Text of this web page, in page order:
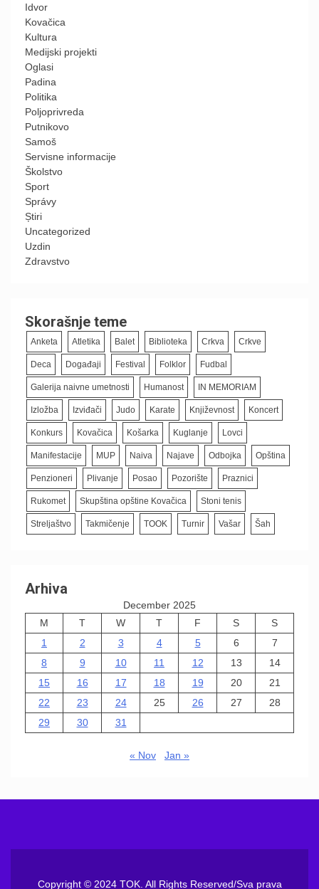
Idvor
Kovačica
Kultura
Medijski projekti
Oglasi
Padina
Politika
Poljoprivreda
Putnikovo
Samoš
Servisne informacije
Školstvo
Sport
Správy
Știri
Uncategorized
Uzdin
Zdravstvo
Skorašnje teme
Anketa Atletika Balet Biblioteka Crkva Crkve
Deca Događaji Festival Folklor Fudbal
Galerija naivne umetnosti Humanost IN MEMORIAM
Izložba Izviđači Judo Karate Književnost Koncert
Konkurs Kovačica Košarka Kuglanje Lovci
Manifestacije MUP Naiva Najave Odbojka Opština
Penzioneri Plivanje Posao Pozorište Praznici
Rukomet Skupština opštine Kovačica Stoni tenis
Streljaštvo Takmičenje TOOK Turnir Vašar Šah
Arhiva
December 2025
M
T W T F S
S
1
2 3 4 5 6
7
8
9 10 11 12 13
14
15
16 17 18 19 20
21
22
23 24 25 26 27
28
29
30 31
« Nov Jan »
Copyright © 2024 TOK. All Rights Reserved/Sva prava